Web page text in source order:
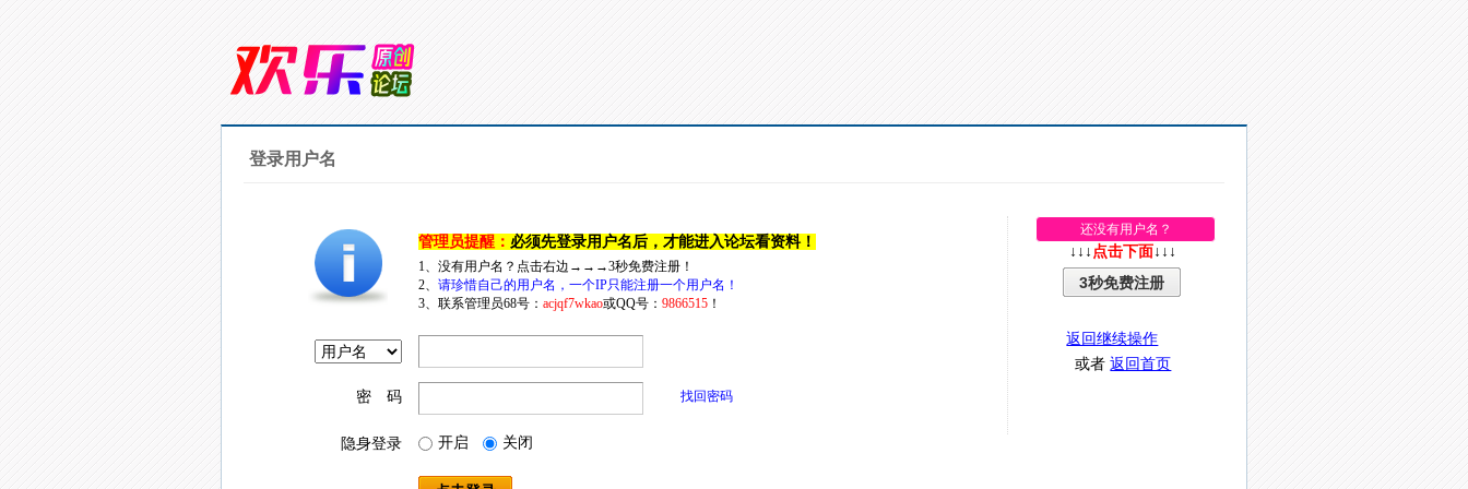
登录用户名
管理员提醒： 必须先登录用户名后，才能进入论坛看资料！
1、没有用户名？点击右边→→→3秒免费注册！
2、 请珍惜自己的用户名，一个IP只能注册一个用户名！
3、联系管理员68号： acjqf7wkao或QQ号： 9866515！
密 码 找回密码
隐身登录 开启 关闭
还没有用户名？
↓↓↓ 点击下面 ↓↓↓
3秒免费注册
返回继续操作
或者返回首页